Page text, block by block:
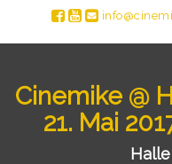
Cinemike @
21. Mai